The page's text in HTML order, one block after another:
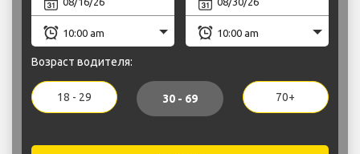
Возраст водителя:
18 - 29 30 - 69 70+